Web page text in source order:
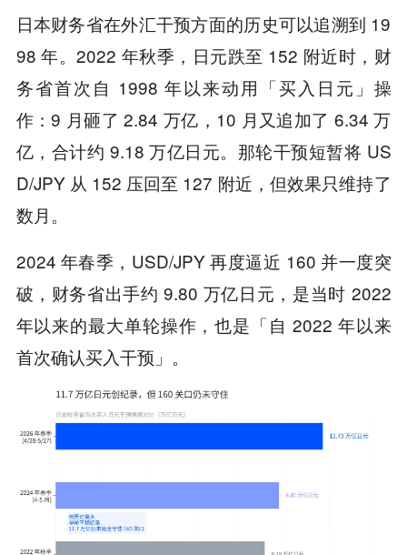
日本财务省在外汇干预方面的历史可以追溯到 19
98 年。2022 年秋季，日元跌至 152 附近时，财
务省首次自 1998 年以来动用「买入日元」操
作：9 月砸了 2.84 万亿，10 月又追加了 6.34 万
亿，合计约 9.18 万亿日元。那轮干预短暂将 US
D/JPY 从 152 压回至 127 附近，但效果只维持了
数月。
2024 年春季，USD/JPY 再度逼近 160 并一度突
破，财务省出手约 9.80 万亿日元，是当时 2022
年以来的最大单轮操作，也是「自 2022 年以来
首次确认买入干预」。